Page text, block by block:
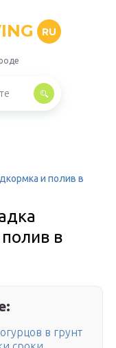
RU
и полив в
в
в грунт